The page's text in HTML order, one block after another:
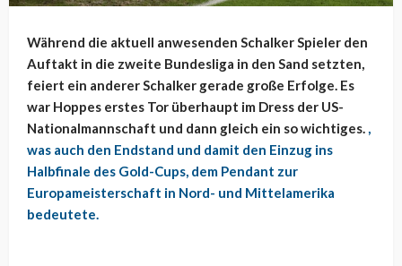
Während die aktuell anwesenden Schalker Spieler den
Auftakt in die zweite Bundesliga in den Sand setzten,
feiert ein anderer Schalker gerade große Erfolge. Es
war Hoppes erstes Tor überhaupt im Dress der US-
Nationalmannschaft und dann gleich ein so wichtiges.,
was auch den Endstand und damit den Einzug ins
Halbfinale des Gold-Cups, dem Pendant zur
Europameisterschaft in Nord- und Mittelamerika
bedeutete.